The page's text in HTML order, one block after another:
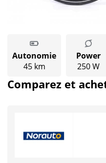
Autonomie
45 km
Power
250 W
Comparez et